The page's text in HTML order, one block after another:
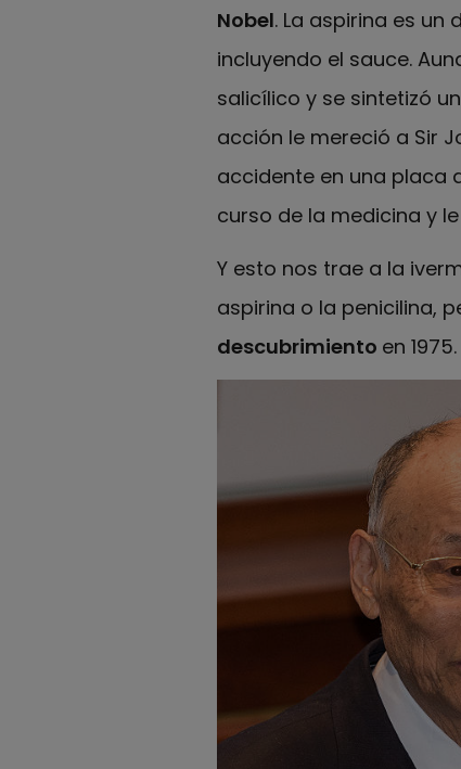
Nobel. La aspirina es
incluyendo el sauce.
salicílico y se sintetizó
acción le mereció a Sir
accidente en una placa
curso de la medicina y
Y esto nos trae a la
aspirina o la penicilina,
descubrimiento en 1975.